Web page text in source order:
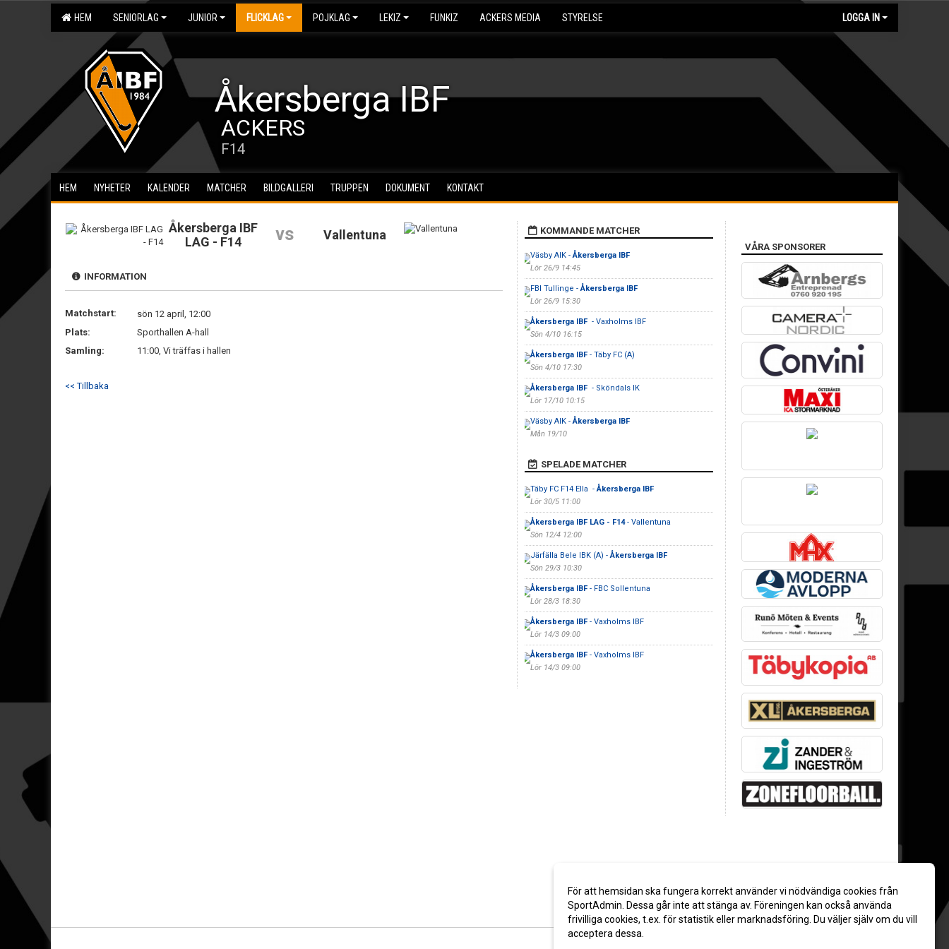
HEM SENIORLAG JUNIOR FLICKLAG POJKLAG LEKIZ FUNKIZ ACKERS MEDIA STYRELSE LOGGA IN
Åkersberga IBF
ACKERS
F14
HEM NYHETER KALENDER MATCHER BILDGALLERI TRUPPEN DOKUMENT KONTAKT
Åkersberga IBF
LAG - F14
vs Vallentuna
INFORMATION
Matchstart:
sön 12 april, 12:00
Plats:
Sporthallen A-hall
Samling:
11:00, Vi träffas i hallen
<< Tillbaka
KOMMANDE MATCHER
Väsby AIK -Åkersberga IBF
Lör 26/9 14:45
FBI Tullinge -Åkersberga IBF
Lör 26/9 15:30
Åkersberga IBF - Vaxholms IBF
Sön 4/10 16:15
Åkersberga IBF- Täby FC (A)
Sön 4/10 17:30
Åkersberga IBF - Sköndals IK
Lör 17/10 10:15
Väsby AIK -Åkersberga IBF
Mån 19/10
SPELADE MATCHER
Täby FC F14 Ella -Åkersberga IBF
Lör 30/5 11:00
Åkersberga IBF LAG - F14- Vallentuna
Sön 12/4 12:00
Järfälla Bele IBK (A) -Åkersberga IBF
Sön 29/3 10:30
Åkersberga IBF- FBC Sollentuna
Lör 28/3 18:30
Åkersberga IBF- Vaxholms IBF
Lör 14/3 09:00
Åkersberga IBF- Vaxholms IBF
Lör 14/3 09:00
VÅRA SPONSORER
För att hemsidan ska fungera korrekt använder vi nödvändiga cookies från
SportAdmin. Dessa går inte att stänga av. Föreningen kan också använda
frivilliga cookies, t.ex. för statistik eller marknadsföring. Du väljer själv om du vill
acceptera dessa.